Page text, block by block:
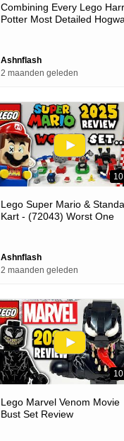
Combining Every Lego
Potter Most Detailed
Ashnflash
2 maanden geleden
Lego Super Mario &
Kart - (72043) Worst One
Ashnflash
2 maanden geleden
Lego Marvel Venom Movie
Bust Set Review